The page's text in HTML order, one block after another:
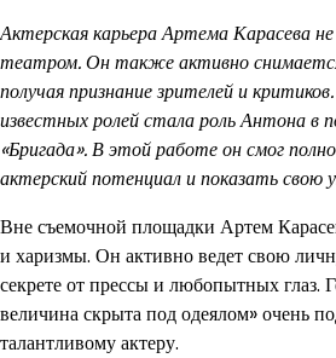
Актерская карьера Артема Карасева
театром. Он также активно
получая признание зрителей и
известных ролей стала роль Антона в
«Бригада». В этой работе он смог
актерский потенциал и показать свою
Вне съемочной площадки Артем
и харизмы. Он активно ведет свою
секрете от прессы и любопытных глаз.
величина скрыта под одеялом» очень
талантливому актеру.